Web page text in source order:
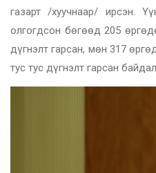
газарт /хуучнаар/ ирсэн.
олгогдсон бөгөөд 205
дүгнэлт гарсан, мөн 317
тус тус дүгнэлт гарсан